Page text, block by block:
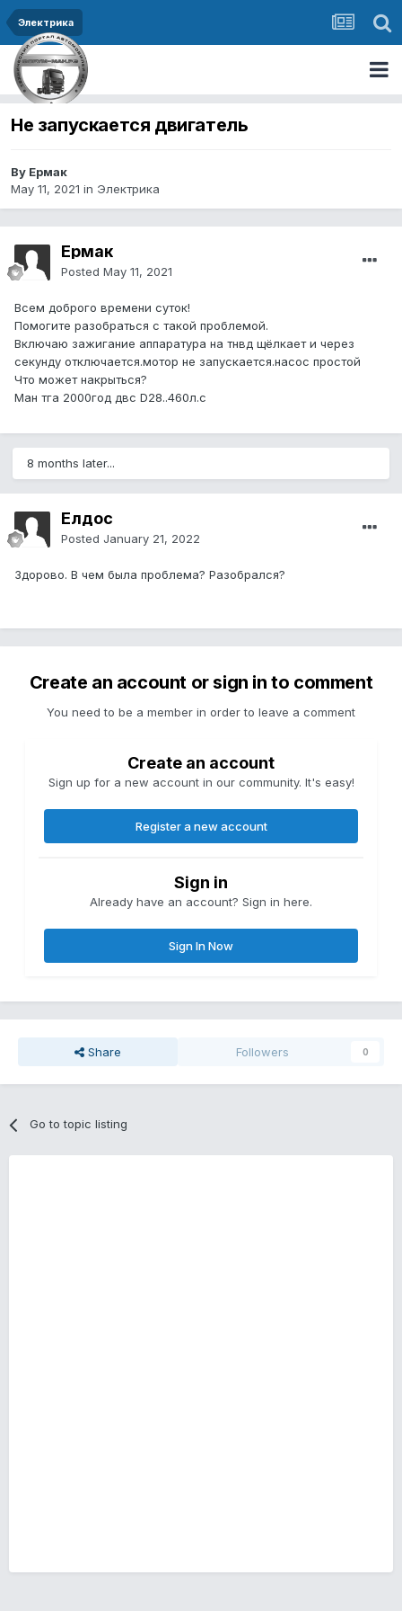
Электрика
Не запускается двигатель
By Ермак
May 11, 2021 in Электрика
Ермак
Posted May 11, 2021
Всем доброго времени суток!
Помогите разобраться с такой проблемой.
Включаю зажигание аппаратура на тнвд щёлкает и через
секунду отключается.мотор не запускается.насос простой
Что может накрыться?
Ман тга 2000год двс D28..460л.с
8 months later...
Елдос
Posted January 21, 2022
Здорово. В чем была проблема? Разобрался?
Create an account or sign in to comment
You need to be a member in order to leave a comment
Create an account
Sign up for a new account in our community. It's easy!
Register a new account
Sign in
Already have an account? Sign in here.
Sign In Now
Share Followers 0
Go to topic listing